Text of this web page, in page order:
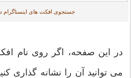
جستجوی افکت های اینستاگرام
در این صفحه، اگر روی نام
می توانید آن را نشانه گذاری